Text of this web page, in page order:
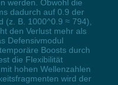
werden. Obwohl die
dadurch auf 0.9 der
(z. B. 1000^0.9 ≈ 794),
den Verlust mehr als
Defensivmodul
Boosts durch
die Flexibilität
hohen Wellenzahlen
wird der